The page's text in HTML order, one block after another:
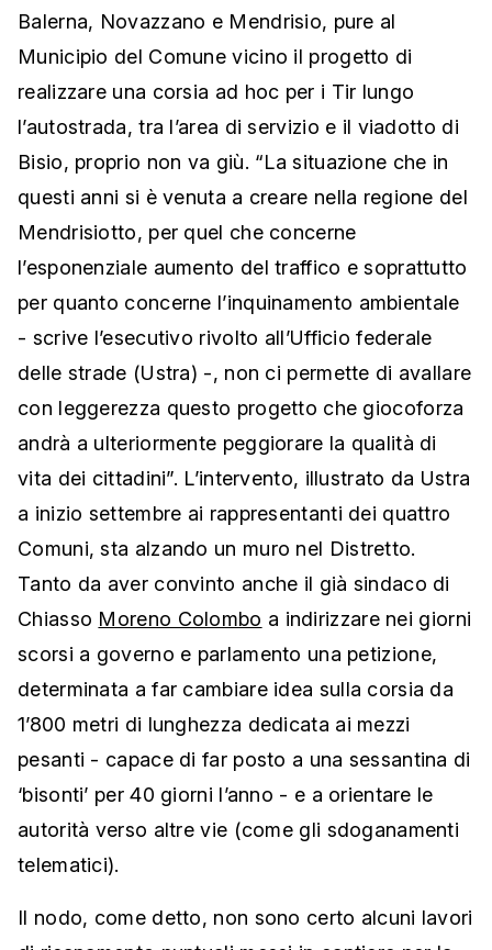
Balerna, Novazzano e Mendrisio, pure al
Municipio del Comune vicino il progetto di
realizzare una corsia ad hoc per i Tir lungo
l’autostrada, tra l’area di servizio e il viadotto di
Bisio, proprio non va giù. “La situazione che in
questi anni si è venuta a creare nella regione del
Mendrisiotto, per quel che concerne
l’esponenziale aumento del traffico e soprattutto
per quanto concerne l’inquinamento ambientale
- scrive l’esecutivo rivolto all’Ufficio federale
delle strade (Ustra) -, non ci permette di avallare
con leggerezza questo progetto che giocoforza
andrà a ulteriormente peggiorare la qualità di
vita dei cittadini”. L’intervento, illustrato da Ustra
a inizio settembre ai rappresentanti dei quattro
Comuni, sta alzando un muro nel Distretto.
Tanto da aver convinto anche il già sindaco di
Chiasso Moreno Colombo a indirizzare nei giorni
scorsi a governo e parlamento una petizione,
determinata a far cambiare idea sulla corsia da
1’800 metri di lunghezza dedicata ai mezzi
pesanti - capace di far posto a una sessantina di
‘bisonti’ per 40 giorni l’anno - e a orientare le
autorità verso altre vie (come gli sdoganamenti
telematici).
Il nodo, come detto, non sono certo alcuni lavori